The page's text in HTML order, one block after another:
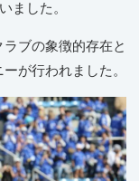
ました。
ブの象徴的存在と
が行われました。